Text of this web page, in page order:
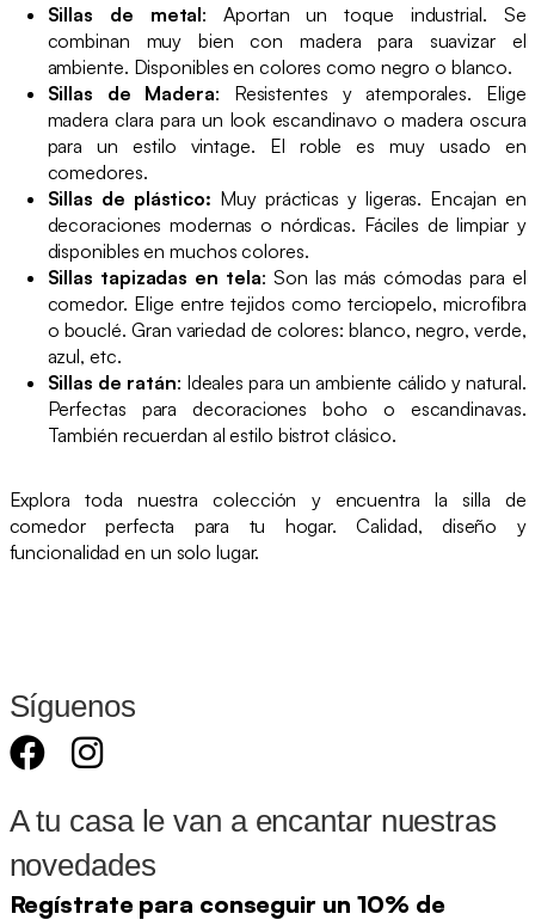
Sillas de metal: Aportan un toque industrial. Se
combinan muy bien con madera para suavizar el
ambiente. Disponibles en colores como negro o blanco.
Sillas de Madera: Resistentes y atemporales. Elige
madera clara para un look escandinavo o madera oscura
para un estilo vintage. El roble es muy usado en
comedores.
Sillas de plástico: Muy prácticas y ligeras. Encajan en
decoraciones modernas o nórdicas. Fáciles de limpiar y
disponibles en muchos colores.
Sillas tapizadas en tela: Son las más cómodas para el
comedor. Elige entre tejidos como terciopelo, microfibra
o bouclé. Gran variedad de colores: blanco, negro, verde,
azul, etc.
Sillas de ratán: Ideales para un ambiente cálido y natural.
Perfectas para decoraciones boho o escandinavas.
También recuerdan al estilo bistrot clásico.
Explora toda nuestra colección y encuentra la silla de
comedor perfecta para tu hogar. Calidad, diseño y
funcionalidad en un solo lugar.
Síguenos
A tu casa le van a encantar nuestras
novedades
Regístrate para conseguir un 10% de